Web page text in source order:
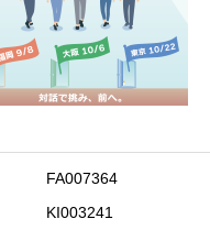
FA007364
KI003241